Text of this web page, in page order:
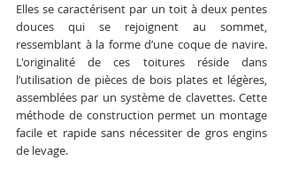
Elles se caractérisent par un toit à deux pentes
douces qui se rejoignent au sommet,
ressemblant à la forme d’une coque de navire.
L'originalité de ces toitures réside dans
l’utilisation de pièces de bois plates et légères,
assemblées par un système de clavettes. Cette
méthode de construction permet un montage
facile et rapide sans nécessiter de gros engins
de levage.